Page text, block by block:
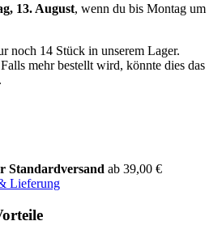
13. August, wenn du bis Montag um
noch 14 Stück in unserem Lager.
mehr bestellt wird, könnte dies das
Standardversand ab 39,00 €
Lieferung